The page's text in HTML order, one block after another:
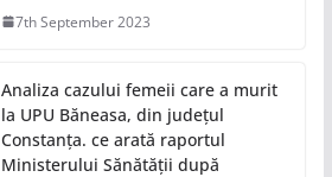
7th September 2023
Analiza cazului femeii care a murit
la UPU Băneasa, din județul
Constanța. ce arată raportul
Ministerului Sănătății după